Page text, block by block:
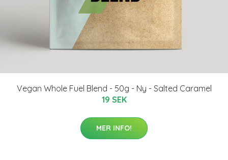
Vegan Whole Fuel Blend - 50g - Ny - Salted Caramel
19 SEK
MER INFO!